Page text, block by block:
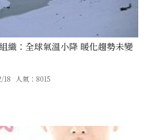
織：全球氣溫小降 暖化趨勢未變
18 人氣：8015